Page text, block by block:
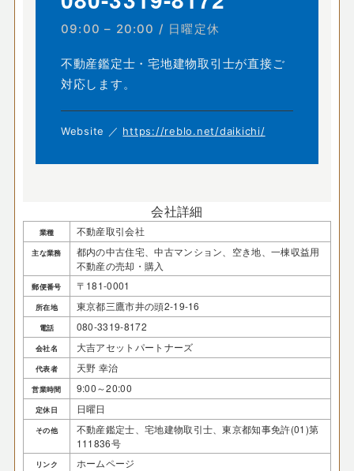
09:00 – 20:00 / 日曜定休
不動産鑑定士・宅地建物取引士が直接ご
対応します。
Website ／ https://reblo.net/daikichi/
会社詳細
業種 不動産取引会社
主な業務
都内の中古住宅、中古マンション、空き地、一棟収益用
不動産の売却・購入
郵便番号 〒181-0001
所在地 東京都三鷹市井の頭2-19-16
電話 080-3319-8172
会社名 大吉アセットパートナーズ
代表者 天野 幸治
営業時間 9:00～20:00
定休日 日曜日
その他
不動産鑑定士、宅地建物取引士、東京都知事免許(01)第
111836号
リンク ホームページ